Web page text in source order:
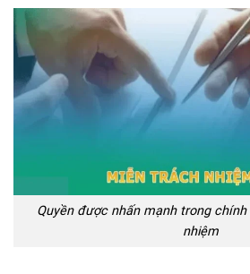
Quyền được nhấn mạnh trong
nhiệm